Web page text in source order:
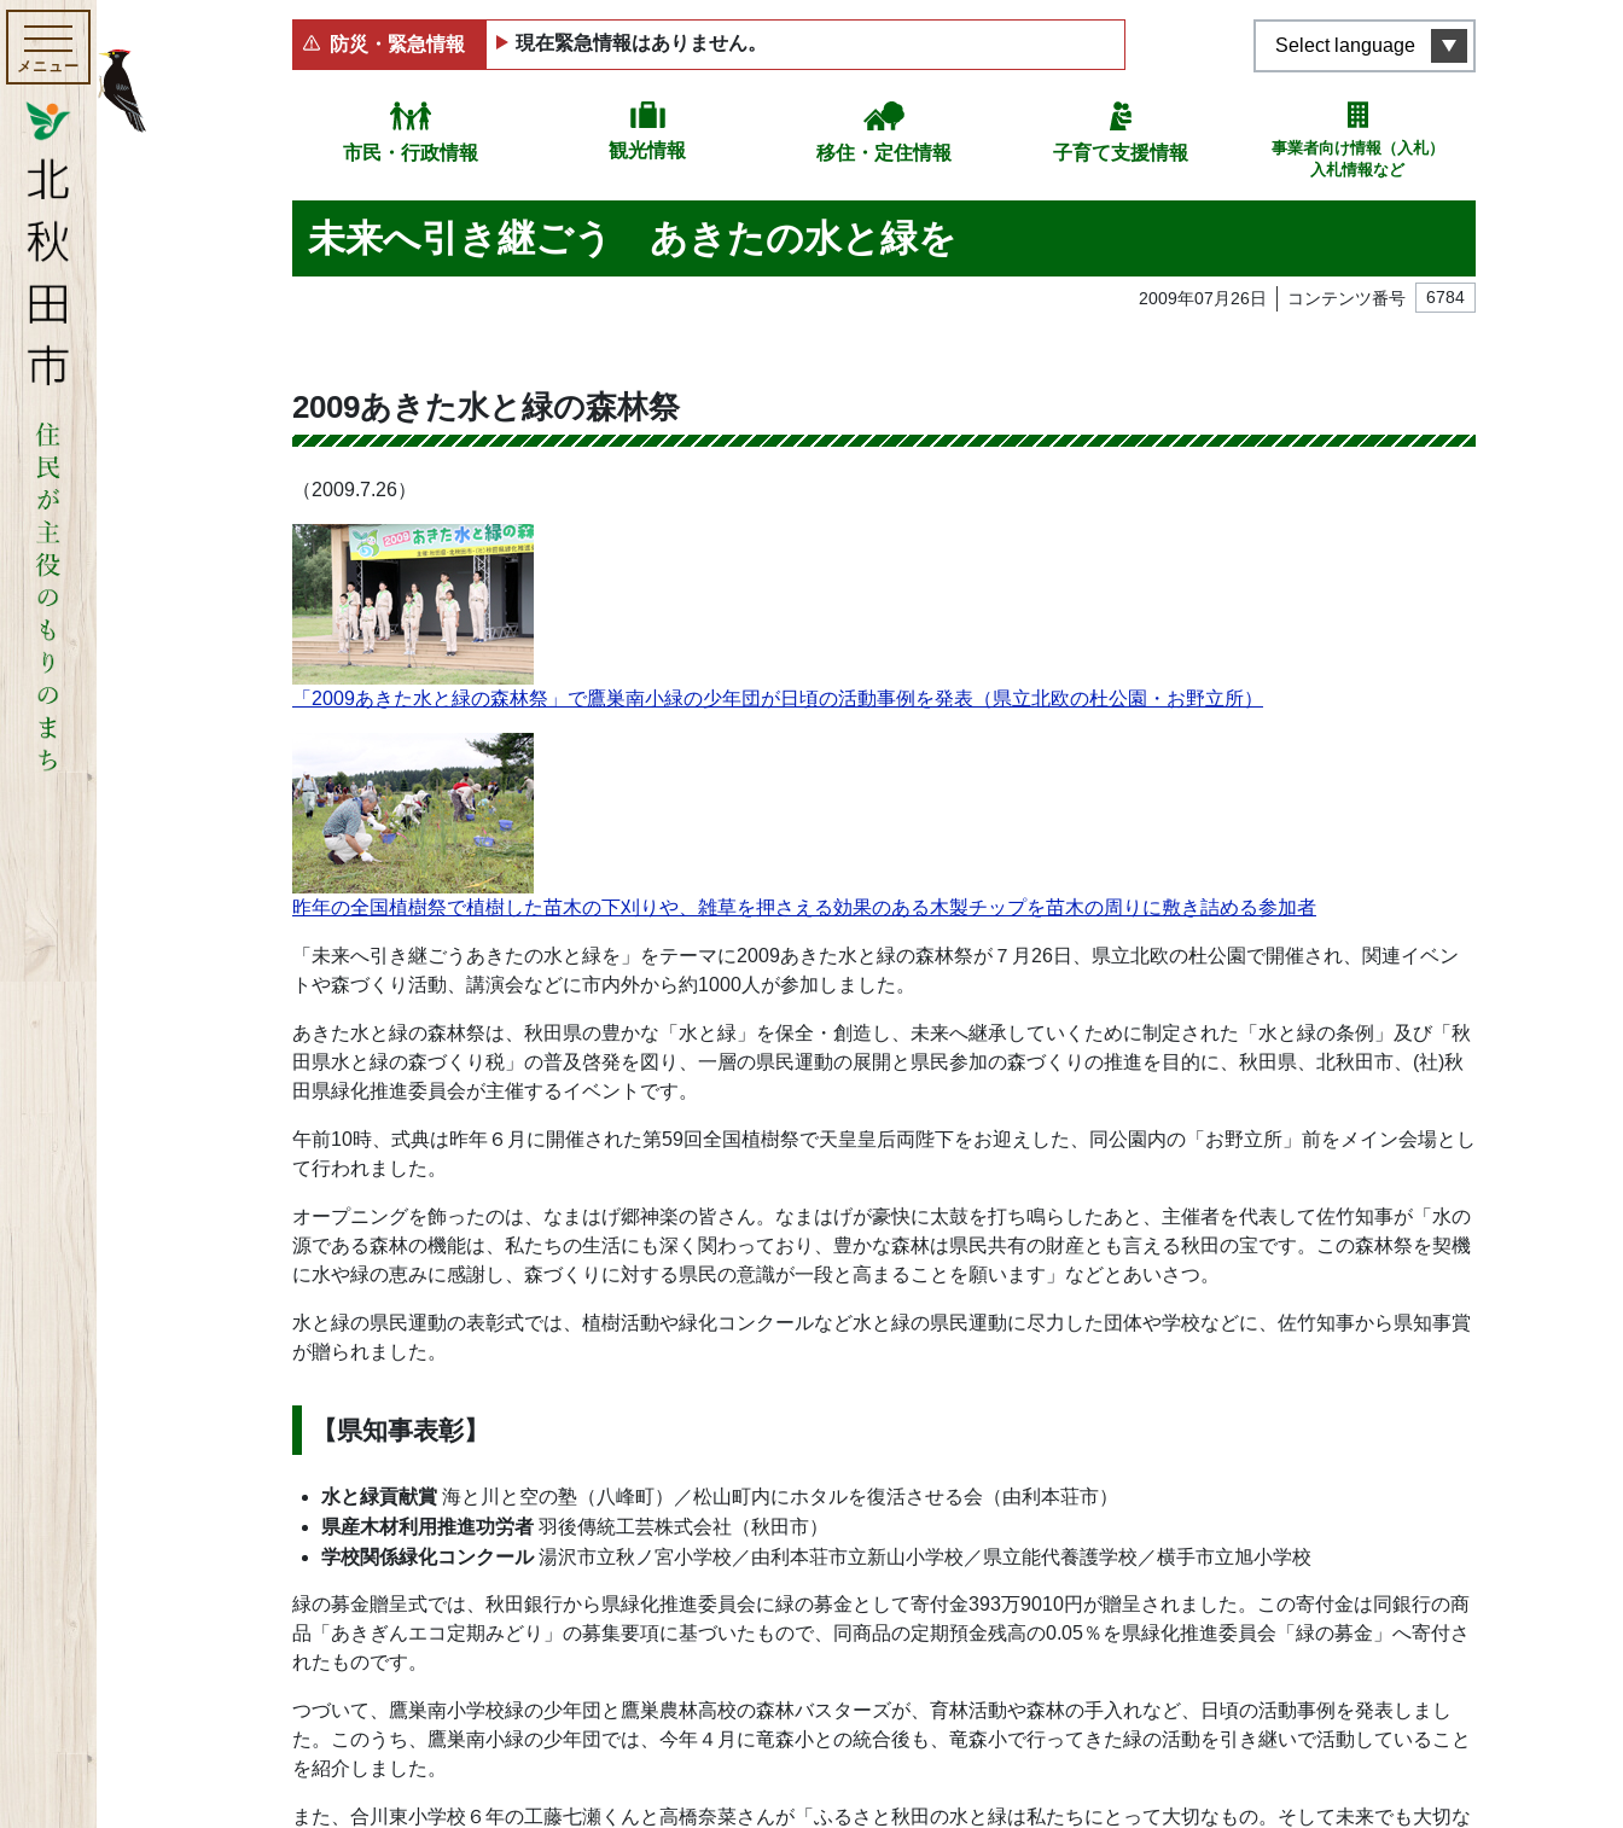
メニュー
防災・緊急情報 現在緊急情報はありません。 Select language
市民・行政情報 観光情報 移住・定住情報 子育て支援情報
事業者向け情報（入札）
入札情報など
未来へ引き継ごう あきたの水と緑を
2009年07月26日 コンテンツ番号 6784
2009あきた水と緑の森林祭
（2009.7.26）
「2009あきた水と緑の森林祭」で鷹巣南小緑の少年団が日頃の活動事例を発表（県立北欧の杜公園・お野立所）
昨年の全国植樹祭で植樹した苗木の下刈りや、雑草を押さえる効果のある木製チップを苗木の周りに敷き詰める参加者
「未来へ引き継ごうあきたの水と緑を」をテーマに2009あきた水と緑の森林祭が７月26日、県立北欧の杜公園で開催され、関連イベン
トや森づくり活動、講演会などに市内外から約1000人が参加しました。
あきた水と緑の森林祭は、秋田県の豊かな「水と緑」を保全・創造し、未来へ継承していくために制定された「水と緑の条例」及び「秋
田県水と緑の森づくり税」の普及啓発を図り、一層の県民運動の展開と県民参加の森づくりの推進を目的に、秋田県、北秋田市、(社)秋
田県緑化推進委員会が主催するイベントです。
午前10時、式典は昨年６月に開催された第59回全国植樹祭で天皇皇后両陛下をお迎えした、同公園内の「お野立所」前をメイン会場とし
て行われました。
オープニングを飾ったのは、なまはげ郷神楽の皆さん。なまはげが豪快に太鼓を打ち鳴らしたあと、主催者を代表して佐竹知事が「水の
源である森林の機能は、私たちの生活にも深く関わっており、豊かな森林は県民共有の財産とも言える秋田の宝です。この森林祭を契機
に水や緑の恵みに感謝し、森づくりに対する県民の意識が一段と高まることを願います」などとあいさつ。
水と緑の県民運動の表彰式では、植樹活動や緑化コンクールなど水と緑の県民運動に尽力した団体や学校などに、佐竹知事から県知事賞
が贈られました。
【県知事表彰】
水と緑貢献賞 海と川と空の塾（八峰町）／松山町内にホタルを復活させる会（由利本荘市）
県産木材利用推進功労者 羽後傳統工芸株式会社（秋田市）
学校関係緑化コンクール湯沢市立秋ノ宮小学校／由利本荘市立新山小学校／県立能代養護学校／横手市立旭小学校
緑の募金贈呈式では、秋田銀行から県緑化推進委員会に緑の募金として寄付金393万9010円が贈呈されました。この寄付金は同銀行の商
品「あきぎんエコ定期みどり」の募集要項に基づいたもので、同商品の定期預金残高の0.05％を県緑化推進委員会「緑の募金」へ寄付さ
れたものです。
つづいて、鷹巣南小学校緑の少年団と鷹巣農林高校の森林バスターズが、育林活動や森林の手入れなど、日頃の活動事例を発表しまし
た。このうち、鷹巣南小緑の少年団では、今年４月に竜森小との統合後も、竜森小で行ってきた緑の活動を引き継いで活動していること
を紹介しました。
また、合川東小学校６年の工藤七瀬くんと高橋奈菜さんが「ふるさと秋田の水と緑は私たちにとって大切なもの。そして未来でも大切な